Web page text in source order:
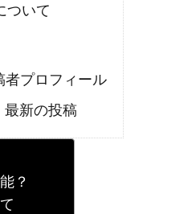
ついて
者プロフィール
最新の投稿
？